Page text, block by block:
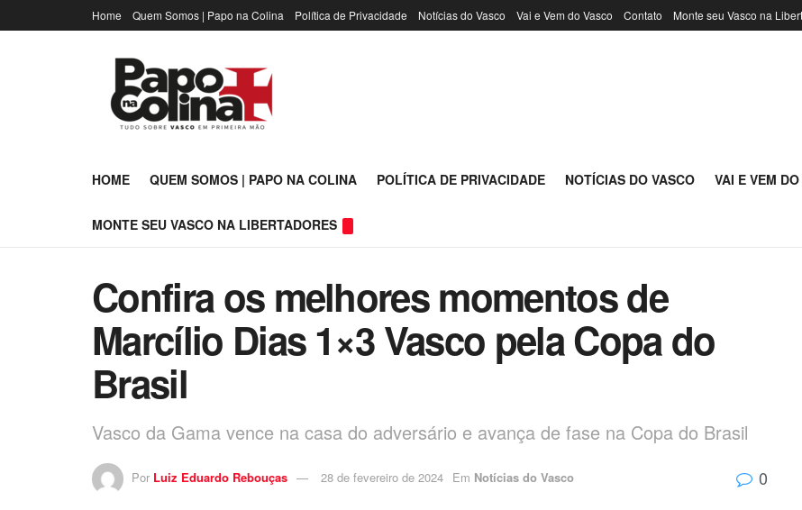
Home Quem Somos | Papo na Colina Política de Privacidade Notícias do Vasco Vai e Vem do Vasco Contato Monte seu Vasco na
HOME QUEM SOMOS | PAPO NA COLINA POLÍTICA DE PRIVACIDADE NOTÍCIAS DO VASCO VAI E VEM
MONTE SEU VASCO NA LIBERTADORES
Confira os melhores momentos de
Marcílio Dias 1×3 Vasco pela Copa do
Brasil
Vasco da Gama vence na casa do adversário e avança de fase na Copa do Brasil
Por Luiz Eduardo Rebouças 28 de fevereiro de 2024 Em Notícias do Vasco 0